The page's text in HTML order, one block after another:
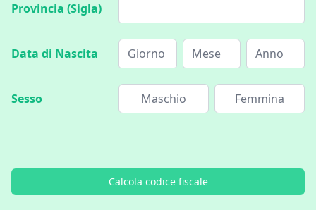
Provincia (Sigla)
Data di Nascita
Sesso Maschio Femmina
Calcola codice fiscale